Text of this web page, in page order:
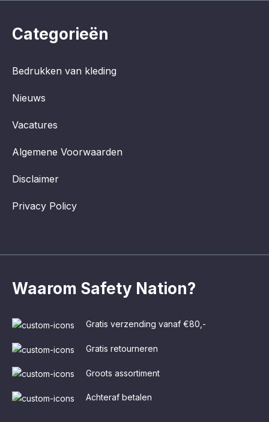
Waarom Safety Nation?
Gratis verzending vanaf €80,-
Gratis retourneren
Groots assortiment
Achteraf betalen
Categorieën
Bedrukken van kleding
Nieuws
Vacatures
Algemene Voorwaarden
Disclaimer
Privacy Policy